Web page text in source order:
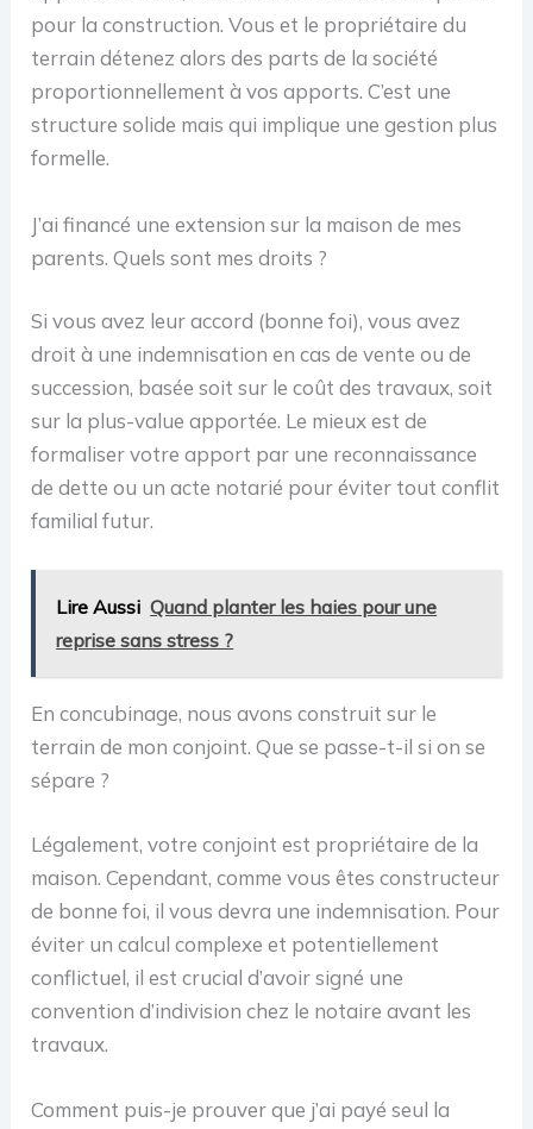
pour la construction. Vous et le propriétaire du
terrain détenez alors des parts de la société
proportionnellement à vos apports. C’est une
structure solide mais qui implique une gestion plus
formelle.
J’ai financé une extension sur la maison de mes
parents. Quels sont mes droits ?
Si vous avez leur accord (bonne foi), vous avez
droit à une indemnisation en cas de vente ou de
succession, basée soit sur le coût des travaux, soit
sur la plus-value apportée. Le mieux est de
formaliser votre apport par une reconnaissance
de dette ou un acte notarié pour éviter tout conflit
familial futur.
Lire Aussi Quand planter les haies pour une
reprise sans stress ?
En concubinage, nous avons construit sur le
terrain de mon conjoint. Que se passe-t-il si on se
sépare ?
Légalement, votre conjoint est propriétaire de la
maison. Cependant, comme vous êtes constructeur
de bonne foi, il vous devra une indemnisation. Pour
éviter un calcul complexe et potentiellement
conflictuel, il est crucial d’avoir signé une
convention d’indivision chez le notaire avant les
travaux.
Comment puis-je prouver que j’ai payé seul la